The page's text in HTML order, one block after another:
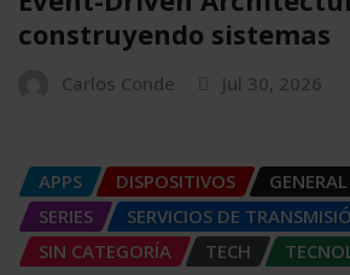
construyendo sistemas
Carlos Conde Jul 30, 2026
APPS DISPOSITIVOS GENERAL
SERIES
SERVICIOS DE
SIN CATEGORÍA
TECH